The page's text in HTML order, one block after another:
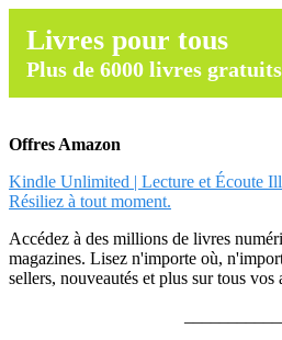
Livres pour tous
Plus de 6000 livres
Offres Amazon
Kindle Unlimited | Lecture et Écoute
Résiliez à tout moment.
Accédez à des millions de livres
magazines. Lisez n'importe où,
sellers, nouveautés et plus sur tous vos